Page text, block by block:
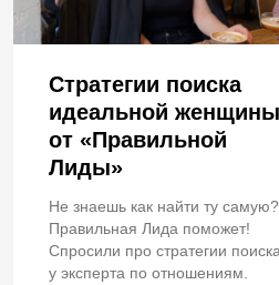
Стратегии поиска
идеальной женщины
от «Правильной
Лиды»
Не знаешь как найти ту самую?
Правильная Лида поможет!
Спросили про стратегии поиска
у эксперта по отношениям.